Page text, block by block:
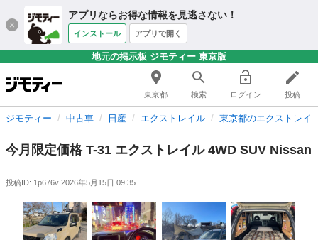
アプリならお得な情報を見逃さない！
インストール アプリで開く
地元の掲示板 ジモティー 東京版
東京都 検索 ログイン 投稿
ジモティー 中古車 日産 エクストレイル 東京都のエクストレイ
今月限定価格 T-31 エクストレイル 4WD SUV Nissan
投稿ID: 1p676v 2026年5月15日 09:35